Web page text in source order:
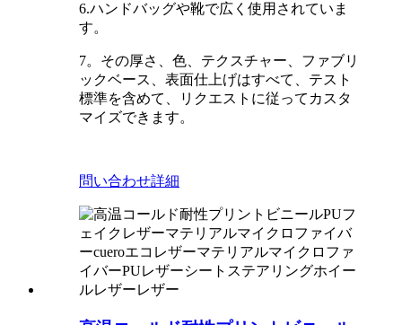
6.ハンドバッグや靴で広く使用されていま
す。
7。その厚さ、色、テクスチャー、ファブリ
ックベース、表面仕上げはすべて、テスト
標準を含めて、リクエストに従ってカスタ
マイズできます。
問い合わせ詳細